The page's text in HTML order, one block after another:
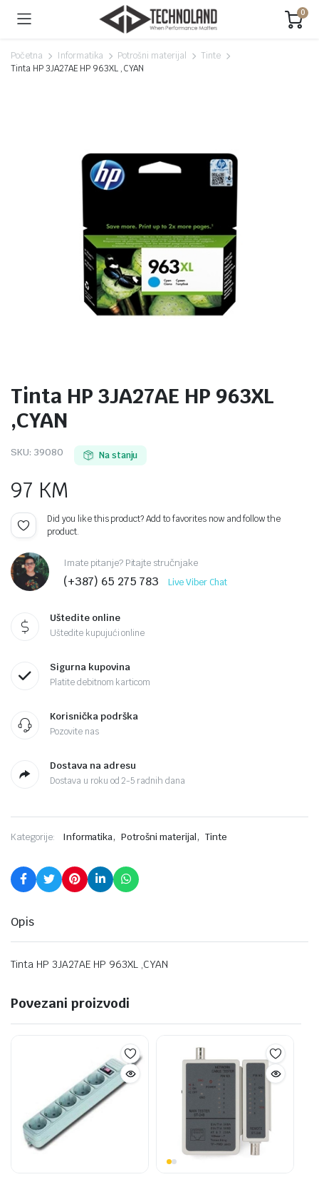
0
Početna Informatika Potrošni materijal
Tinte
Tinta HP 3JA27AE HP 963XL ,CYAN
Tinta HP 3JA27AE HP 963XL
,CYAN
SKU: 39080 Na stanju
97 KM
Did you like this product? Add to favorites now and follow the
product.
Imate pitanje? Pitajte stručnjake
(+387) 65 275 783 Live Viber Chat
Uštedite online
Uštedite kupujući online
Sigurna kupovina
Platite debitnom karticom
Korisnička podrška
Pozovite nas
Dostava na adresu
Dostava u roku od 2-5 radnih dana
Kategorije: Informatika, Potrošni materijal, Tinte
Opis
Tinta HP 3JA27AE HP 963XL ,CYAN
Povezani proizvodi